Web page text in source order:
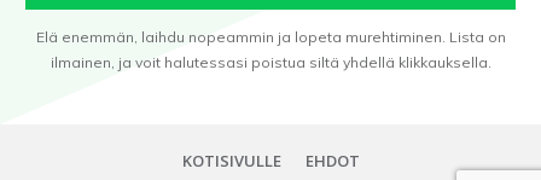
Elä enemmän, laihdu nopeammin ja lopeta murehtiminen. Lista on
ilmainen, ja voit halutessasi poistua siltä yhdellä klikkauksella.
KOTISIVULLE EHDOT